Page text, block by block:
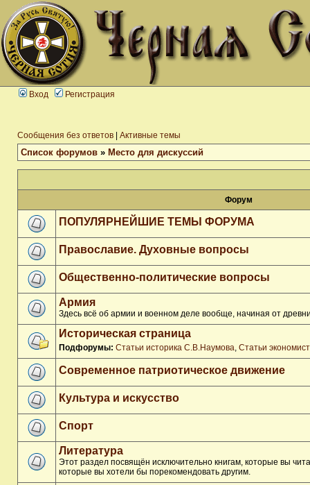
Вход Регистрация
Сообщения без ответов Активные темы
Список форумов » Место для дискуссий
Форум
ПОПУЛЯРНЕЙШИЕ ТЕМЫ ФОРУМА
Православие. Духовные вопросы
Общественно-политические вопросы
Армия
Здесь всё об армии и военном деле вообще, начиная от
Историческая страница
Подфорумы: Статьи историка С.В.Наумова, Статьи
Современное патриотическое движение
Культура и искусство
Спорт
Литература
Этот раздел посвящён исключительно книгам, которые вы
которые вы хотели бы порекомендовать другим.